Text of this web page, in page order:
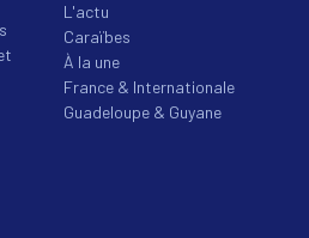
L'actu
Caraïbes
À la une
France & Internationale
Guadeloupe & Guyane